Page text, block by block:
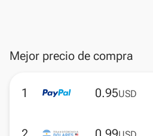
Mejor precio de compra
1 0.95USD